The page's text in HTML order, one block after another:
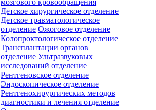
Детское хирургическое отделение
Детское травматологическое
отделение Ожоговое отделение
Колопроктологическое отделение
Трансплантации органов
отделение Ультразвуковых
исследований отделение
Рентгеновское отделение
Эндоскопическое отделение
Рентгенохирургических методов
диагностики и лечения отделение